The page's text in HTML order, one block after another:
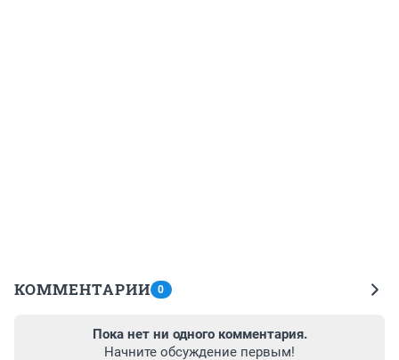
КОММЕНТАРИИ 0
Пока нет ни одного комментария.
Начните обсуждение первым!